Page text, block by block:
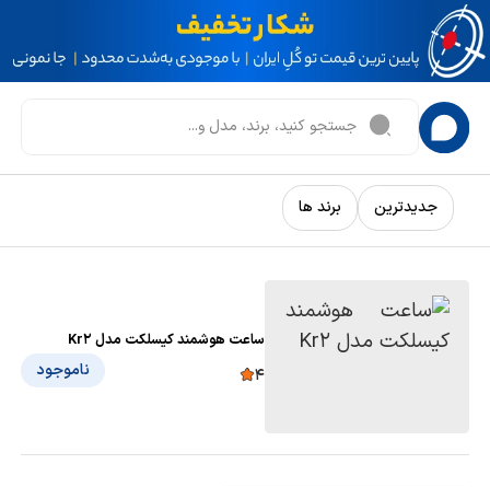
جدیدترین برند ها
ساعت هوشمند کیسلکت مدل Kr2
4 ناموجود